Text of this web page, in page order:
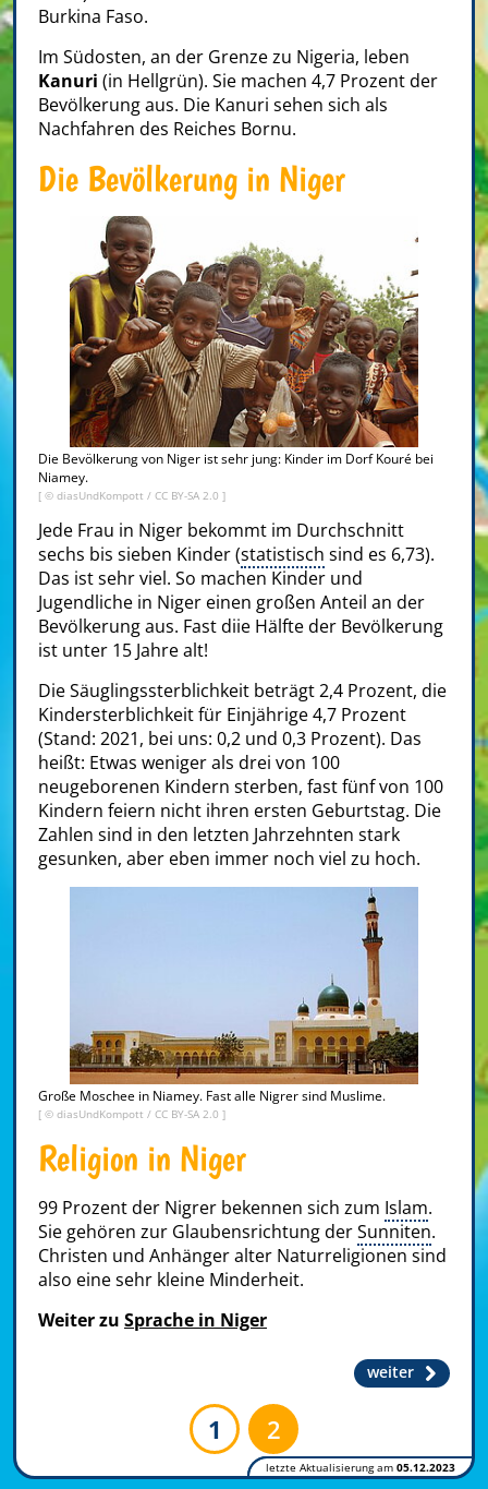
Burkina Faso.
Im Südosten, an der Grenze zu Nigeria, leben
Kanuri (in Hellgrün). Sie machen 4,7 Prozent der
Bevölkerung aus. Die Kanuri sehen sich als
Nachfahren des Reiches Bornu.
Die Bevölkerung in Niger
Die Bevölkerung von Niger ist sehr jung: Kinder im Dorf Kouré bei
Niamey.
[ © diasUndKompott / CC BY-SA 2.0 ]
Jede Frau in Niger bekommt im Durchschnitt
sechs bis sieben Kinder (statistisch sind es 6,73).
Das ist sehr viel. So machen Kinder und
Jugendliche in Niger einen großen Anteil an der
Bevölkerung aus. Fast diie Hälfte der Bevölkerung
ist unter 15 Jahre alt!
Die Säuglingssterblichkeit beträgt 2,4 Prozent, die
Kindersterblichkeit für Einjährige 4,7 Prozent
(Stand: 2021, bei uns: 0,2 und 0,3 Prozent). Das
heißt: Etwas weniger als drei von 100
neugeborenen Kindern sterben, fast fünf von 100
Kindern feiern nicht ihren ersten Geburtstag. Die
Zahlen sind in den letzten Jahrzehnten stark
gesunken, aber eben immer noch viel zu hoch.
Große Moschee in Niamey. Fast alle Nigrer sind Muslime.
[ © diasUndKompott / CC BY-SA 2.0 ]
Religion in Niger
99 Prozent der Nigrer bekennen sich zum Islam.
Sie gehören zur Glaubensrichtung derSunniten.
Christen und Anhänger alter Naturreligionen sind
also eine sehr kleine Minderheit.
Weiter zu Sprache in Niger
weiter
1 2
letzte Aktualisierung am 05.12.2023